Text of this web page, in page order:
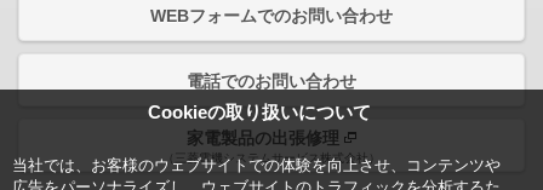
Cookieの取り扱いについて
当社では、お客様のウェブサイトでの体験を向上させ、コンテンツや
WEBフォームでのお問い合わせ
電話でのお問い合わせ
家電製品の出張修理
（三菱電機システムサービス株式会社）